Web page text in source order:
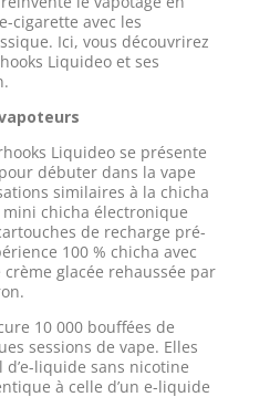
cigarette avec les
Ici, vous découvrirez
Liquideo et ses
Liquideo se présente
débuter dans la vape
similaires à la chicha
chicha électronique
de recharge pré-
100 % chicha avec
glacée rehaussée par
10 000 bouffées de
sessions de vape. Elles
liquide sans nicotine
à celle d’un e-liquide